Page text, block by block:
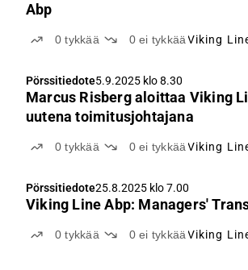
Abp
0tykkää 0ei tykkää Viking
Pörssitiedote5.9.2025 klo 8.30
Marcus Risberg aloittaa Viking
uutena toimitusjohtajana
0tykkää 0ei tykkää Viking
Pörssitiedote25.8.2025 klo 7.00
Viking Line Abp: Managers'
0tykkää 0ei tykkää Viking